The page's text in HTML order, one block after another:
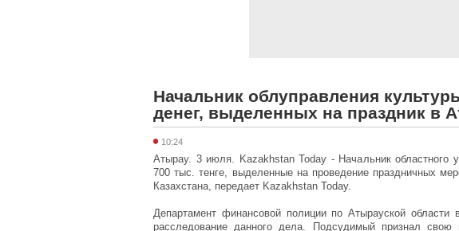
Начальник облуправления
денег, выделенных на праздник в
10:24
Атырау. 3 июля. Kazakhstan Today - Начальник областного
700 тыс. тенге, выделенные на проведение праздничных
Казахстана, передает Kazakhstan Today.
Департамент финансовой полиции по Атырауской
расследование данного дела. Подсудимый признал